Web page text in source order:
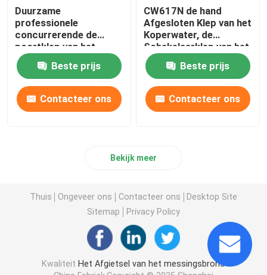
Duurzame
professionele
concurrerende de
poortklep van het
prijsmessing met
afdruiprekmessing 1/2
Duimkogelklep
Beste prijs
Contacteer ons
CW617N de hand
Afgesloten Klep van het
Koperwater, de
Schakelaarklep van het
Hoge
drukloodgieterswerk
Beste prijs
Contacteer ons
Bekijk meer
Thuis Ongeveer ons Contacteer ons
Desktop Site
Sitemap
Privacy Policy
Kwaliteit Het Afgietsel van het messingsbrons